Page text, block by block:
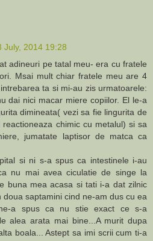
July, 2014 19:28
adineuri pe tatal meu- era cu fratele
Msai mult chiar fratele meu are 4
ta si mi-au zis urmatoarele:
dai nici macar miere copiilor. El le-a
dimineata( vezi sa fie lingurita de
chimic cu metalul) si sa
jumatate laptisor de matca ca
si ni s-a spus ca intestinele i-au
nu mai avea ciculatie de singe la
buna mea acasa si tati i-a dat zilnic
doua saptamini cind ne-am dus cu ea
a spus ca nu stie exact ce s-a
alea arata mai bine...A murit dupa
boala... Astept sa imi scrii cum ti-a